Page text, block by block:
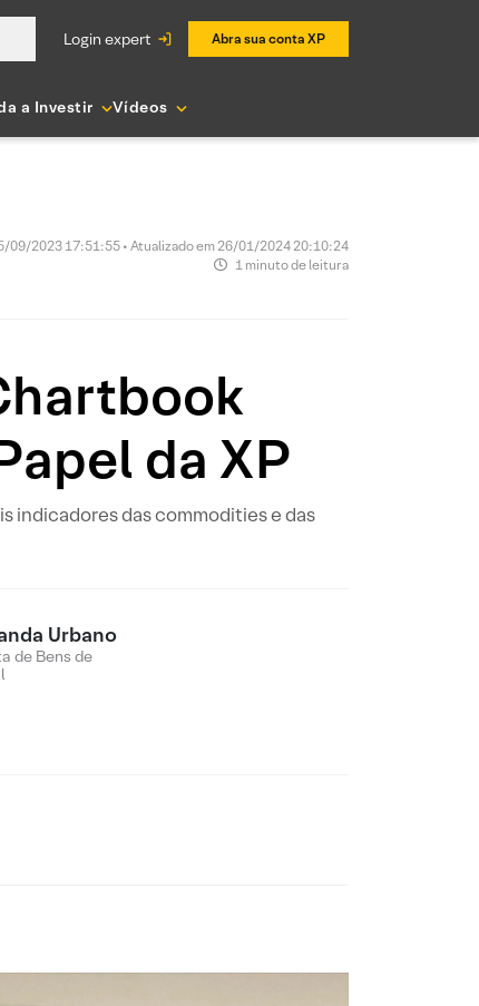
login expert Abra sua conta XP
a Investir Vídeos
09/2023 17:51:55 • Atualizado em 26/01/2024 20:10:24
1 minuto de leitura
da XP
indicadores das commodities e das
Urbano
de Bens de